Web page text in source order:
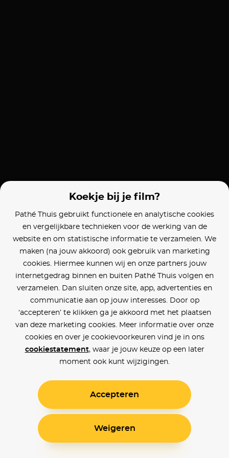
Koekje bij je film?
Pathé Thuis gebruikt functionele en analytische cookies
en vergelijkbare technieken voor de werking van de
website en om statistische informatie te verzamelen. We
maken (na jouw akkoord) ook gebruik van marketing
cookies. Hiermee kunnen wij en onze partners jouw
internetgedrag binnen en buiten Pathé Thuis volgen en
verzamelen. Dan sluiten onze site, app, advertenties en
communicatie aan op jouw interesses. Door op
‘accepteren’ te klikken ga je akkoord met het plaatsen
van deze marketing cookies. Meer informatie over onze
cookies en over je cookievoorkeuren vind je in ons
cookiestatement, waar je jouw keuze op een later
moment ook kunt wijzigingen.
Accepteren
Weigeren